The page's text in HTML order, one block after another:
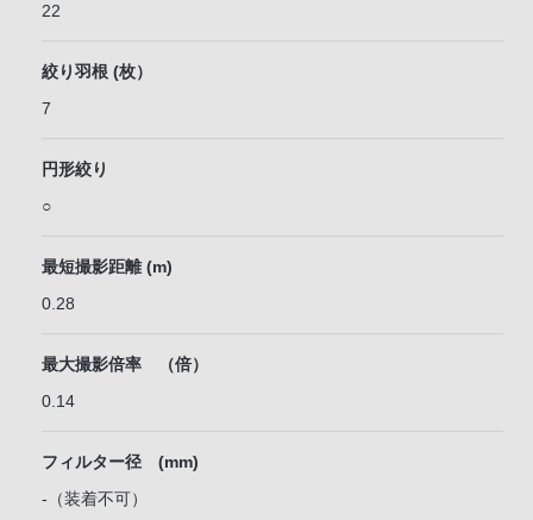
22
絞り羽根 (枚）
7
円形絞り
○
最短撮影距離 (m)
0.28
最大撮影倍率 （倍）
0.14
フィルター径 (mm)
-（装着不可）